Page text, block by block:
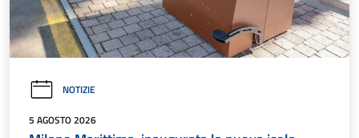
NOTIZIE
5 AGOSTO 2026